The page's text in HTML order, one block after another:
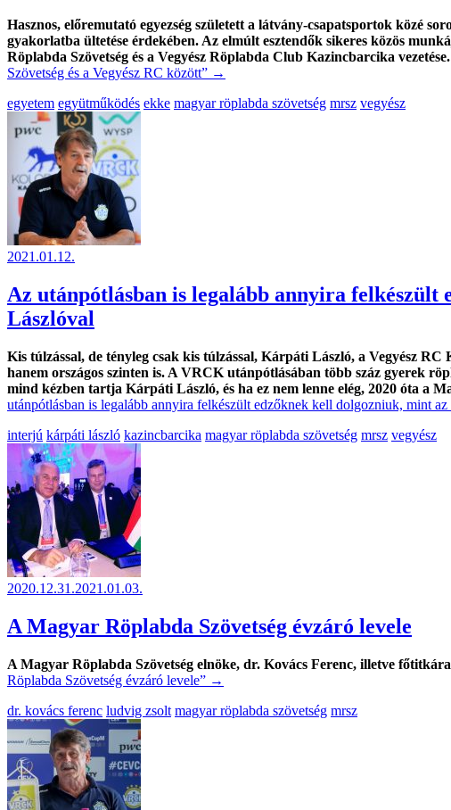
Hasznos, előremutató egyezség született a látvány-csapatsportok közé
gyakorlatba ültetése érdekében. Az elmúlt esztendők sikeres közös
Röplabda Szövetség és a Vegyész Röplabda Club Kazincbarcika vezetése.
Szövetség és a Vegyész RC között” →
egyetem együtműködés ekke magyar röplabda szövetség mrsz vegyész
2021.01.12.
Az utánpótlásban is legalább annyira
Lászlóval
Kis túlzással, de tényleg csak kis túlzással, Kárpáti László, a Vegyész
hanem országos szinten is. A VRCK utánpótlásában több száz gyerek
mind kézben tartja Kárpáti László, és ha ez nem lenne elég, 2020 óta a
utánpótlásban is legalább annyira felkészült edzőknek kell dolgozniuk, mint
interjú kárpáti lászló kazincbarcika magyar röplabda szövetség mrsz vegyész
2020.12.31.2021.01.03.
A Magyar Röplabda Szövetség évzáró levele
A Magyar Röplabda Szövetség elnöke, dr. Kovács Ferenc, illetve
Röplabda Szövetség évzáró levele” →
dr. kovács ferenc ludvig zsolt magyar röplabda szövetség mrsz